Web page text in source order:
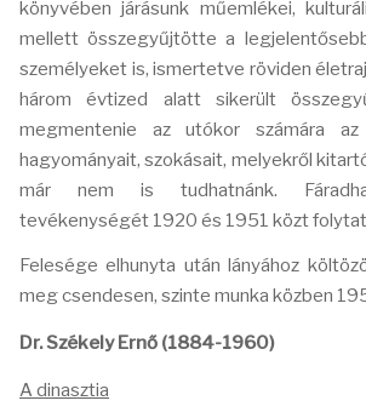
könyvében járásunk műemlékei,
mellett összegyűjtötte a
személyeket is, ismertetve röviden
három évtized alatt sikerült
megmentenie az utókor számára
hagyományait, szokásait, melyekről
már nem is tudhatnánk.
tevékenységét 1920 és 1951 közt
Felesége elhunyta után lányához
meg csendesen, szinte munka közben
Dr. Székely Ernő (1884-1960)
A dinasztia